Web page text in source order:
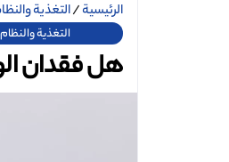
الرئيسية/التغذية
التغذية
هل فقدان